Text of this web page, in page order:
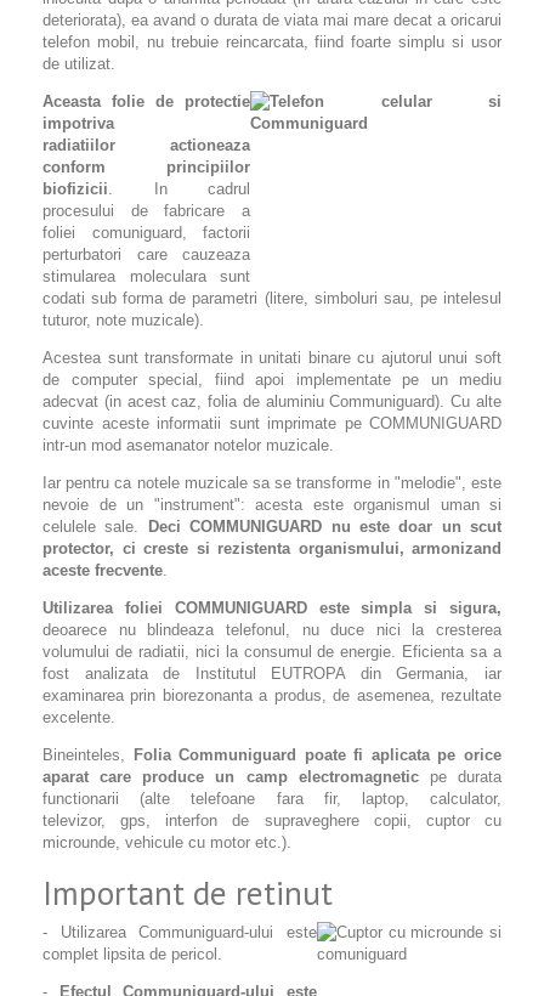
deteriorata), ea avand o durata de viata mai mare decat a oricarui
telefon mobil, nu trebuie reincarcata, fiind foarte simplu si usor
de utilizat.
Aceasta folie de protectie
impotriva
radiatiilor actioneaza
conform principiilor
biofizicii. In cadrul
procesului de fabricare a
foliei comuniguard, factorii
perturbatori care cauzeaza
stimularea moleculara sunt
codati sub forma de parametri (litere, simboluri sau, pe intelesul
tuturor, note muzicale).
Acestea sunt transformate in unitati binare cu ajutorul unui soft
de computer special, fiind apoi implementate pe un mediu
adecvat (in acest caz, folia de aluminiu Communiguard). Cu alte
cuvinte aceste informatii sunt imprimate pe COMMUNIGUARD
intr-un mod asemanator notelor muzicale.
Iar pentru ca notele muzicale sa se transforme in "melodie", este
nevoie de un "instrument": acesta este organismul uman si
celulele sale. Deci COMMUNIGUARD nu este doar un scut
protector, ci creste si rezistenta organismului, armonizand
aceste frecvente.
Utilizarea foliei COMMUNIGUARD este simpla si sigura,
deoarece nu blindeaza telefonul, nu duce nici la cresterea
volumului de radiatii, nici la consumul de energie. Eficienta sa a
fost analizata de Institutul EUTROPA din Germania, iar
examinarea prin biorezonanta a produs, de asemenea, rezultate
excelente.
Bineinteles,
Folia Communiguard poate fi aplicata pe orice
aparat care produce un camp electromagneticpe durata
functionarii (alte telefoane fara fir, laptop, calculator,
televizor, gps, interfon de supraveghere copii, cuptor cu
microunde, vehicule cu motor etc.).
Important de retinut
- Utilizarea Communiguard-ului este
complet lipsita de pericol.
-
Efectul Communiguard-ului este